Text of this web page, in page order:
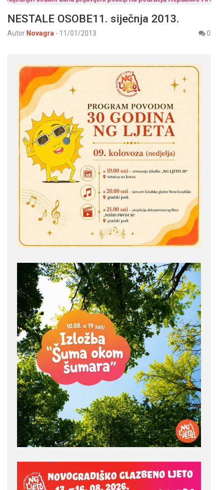
NESTALE OSOBE11. siječnja 2013.
Autor Novagra - 11/01/2013 0